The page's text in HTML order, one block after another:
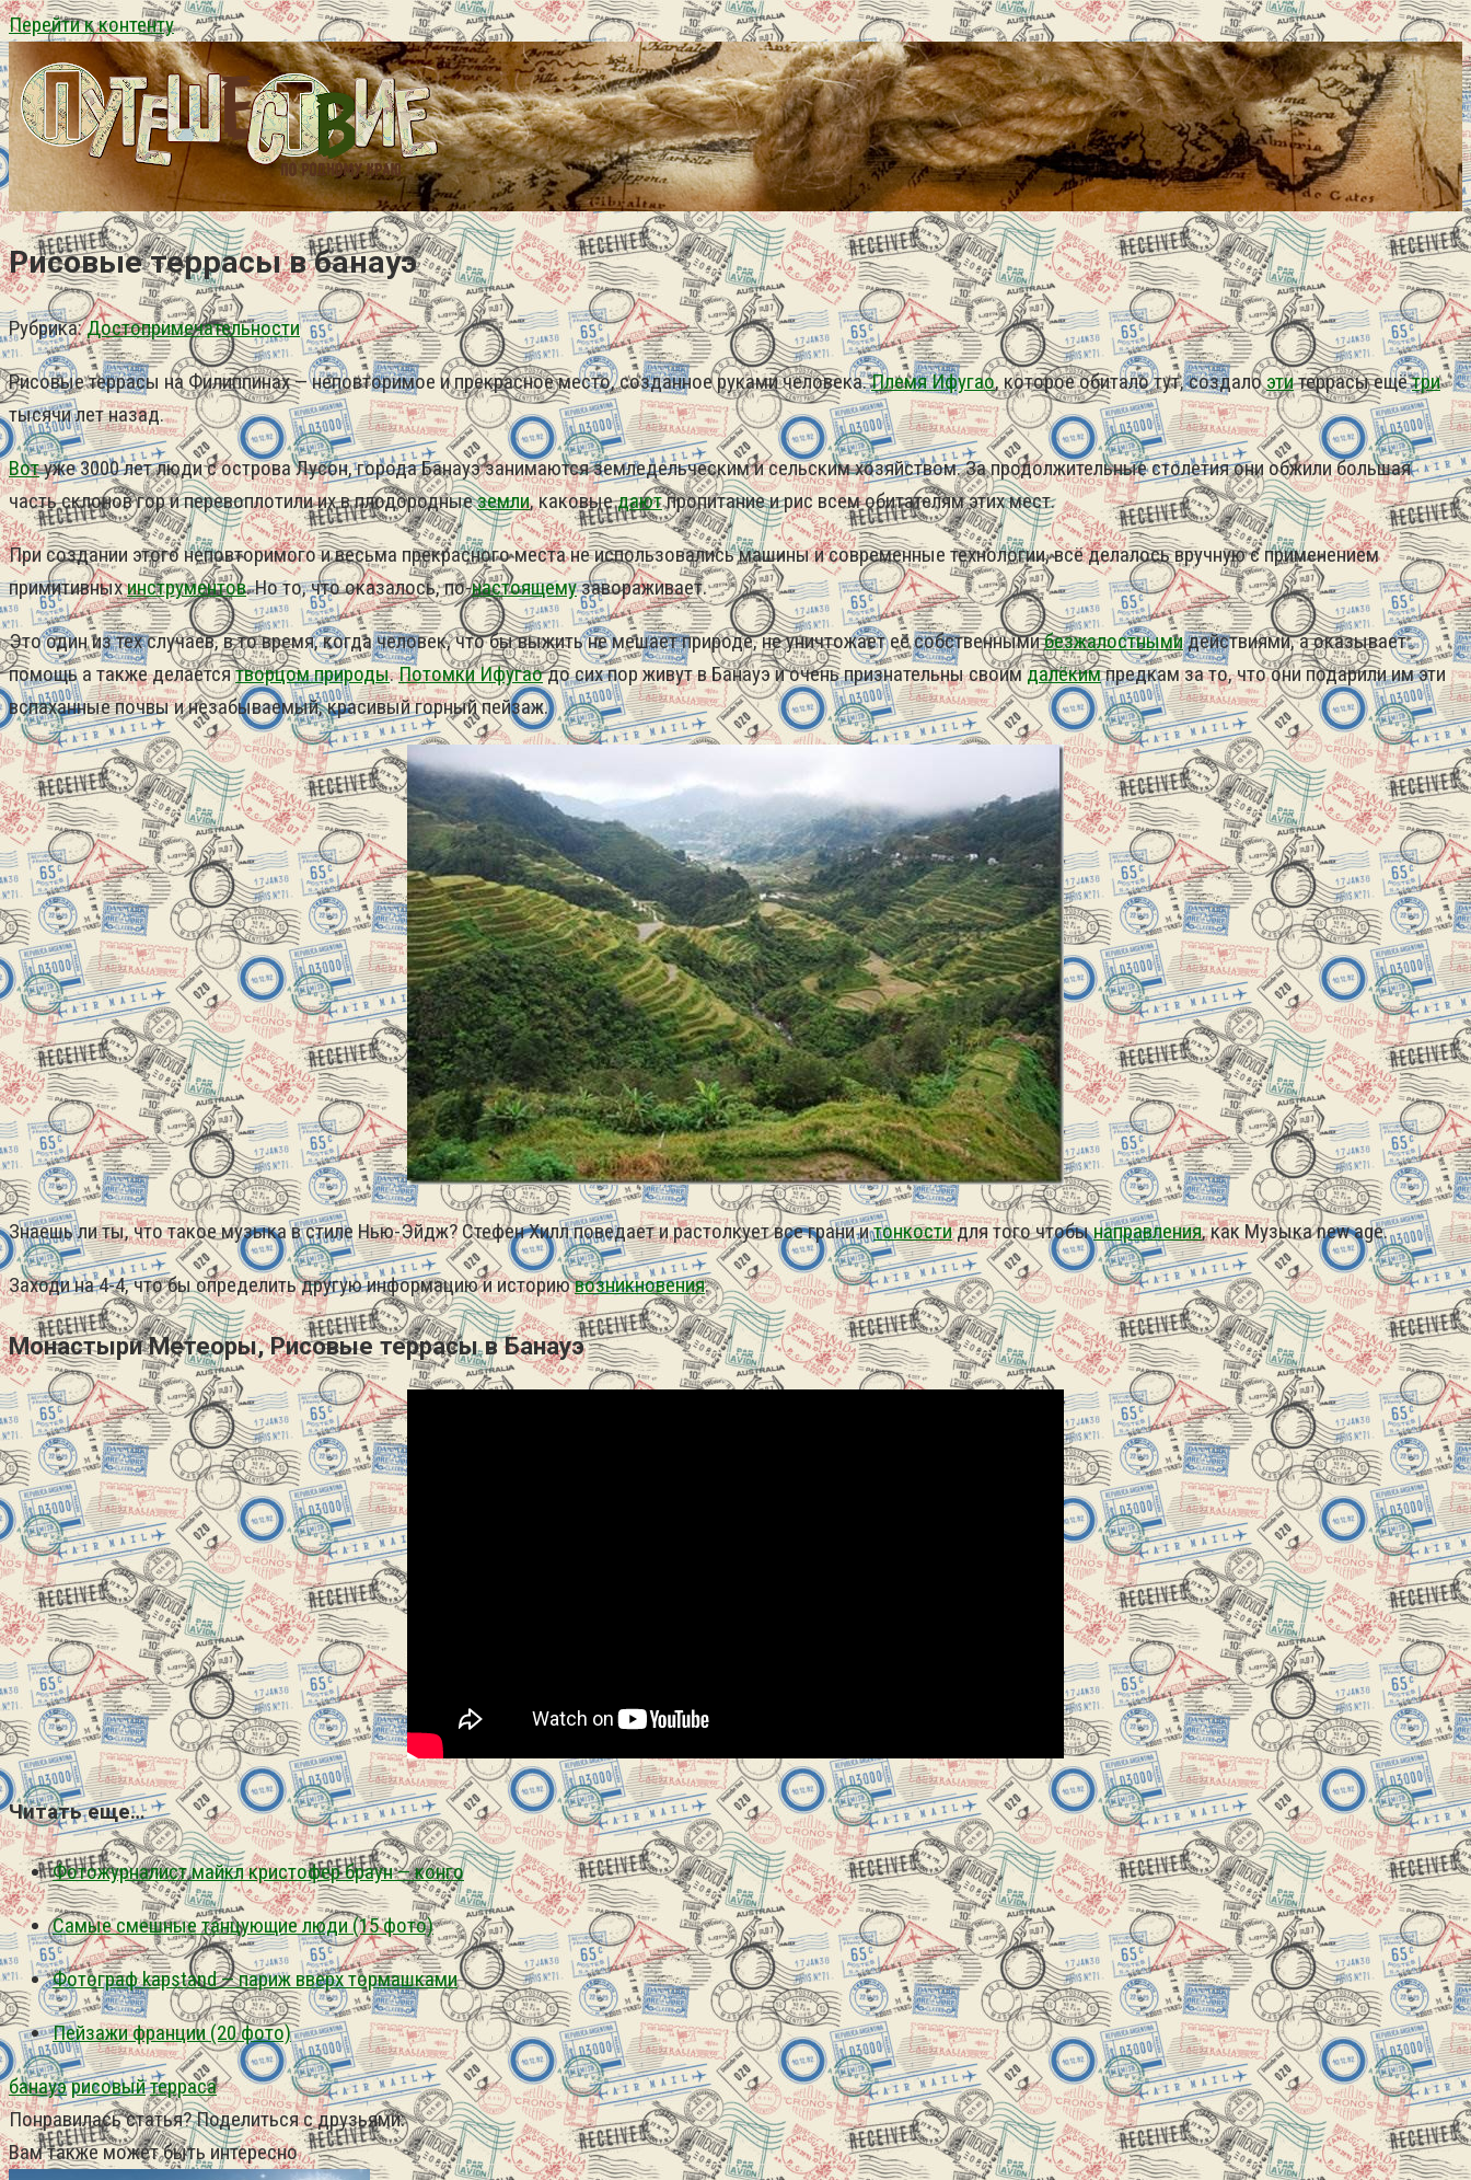
Перейти к контенту
Рисовые террасы в банауэ
Рубрика:Достопримечательности
Рисовые террасы на Филиппинах — неповторимое и прекрасное место, созданное руками человека.Племя Ифугао, которое обитало тут, создалоэтитеррасы ещётри
тысячи лет назад.
Вотуже 3000 лет люди с острова Лусон, города Банауэ занимаются земледельческим и сельским хозяйством. За продолжительные столетия они обжили большая
часть склонов гор и перевоплотили их в плодородныеземли, каковыедаютпропитание и рис всем обитателям этих мест.
При создании этого неповторимого и весьма прекрасного места не использовались машины и современные технологии, всё делалось вручную с применением
примитивныхинструментов.Но то, что оказалось, по-настоящемузавораживает.
Это один из тех случаев, в то время, когда человек, что бы выжить не мешает природе, не уничтожает её собственнымибезжалостнымидействиями, а оказывает
помощь а также делаетсятворцом природы.Потомки Ифугаодо сих пор живут в Банауэ и очень признательны своимдалёкимпредкам за то, что они подарили им эти
вспаханные почвы и незабываемый, красивый горный пейзаж.
Знаешь ли ты, что такое музыка в стиле Нью-Эйдж? Стефен Хилл поведает и растолкует все грани итонкостидля того чтобынаправления, как Музыка new age.
Заходи на 4-4, что бы определить другую информацию и историювозникновения.
Монастыри Метеоры, Рисовые террасы в Банауэ
Читать еще…
Фотожурналист майкл кристофер браун — конго
Самые смешные танцующие люди (15 фото)
Фотограф kapstand — париж вверх тормашками
Пейзажи франции (20 фото)
банауэрисовыйтерраса
Понравилась статья? Поделиться с друзьями:
Вам также может быть интересно